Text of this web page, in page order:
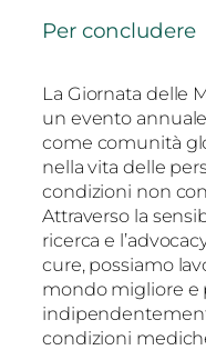
Per concludere
La Giornata delle
un evento
come comunità
nella vita delle
condizioni non
Attraverso la
ricerca e
cure, possiamo
mondo migliore e
condizioni